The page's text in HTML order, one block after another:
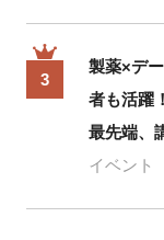
3
製薬×デ
者も活躍
最先端、
イベント